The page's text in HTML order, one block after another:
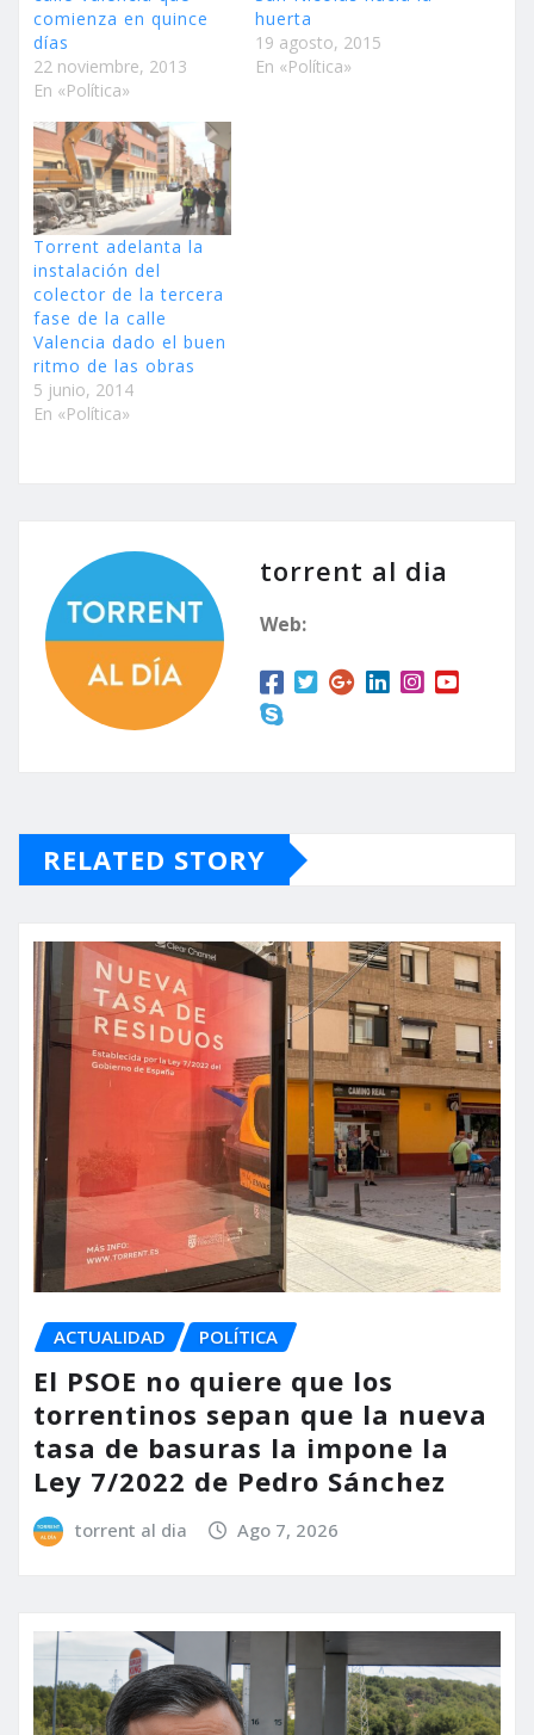
comienza en quince
días
22 noviembre, 2013
En «Política»
huerta
19 agosto, 2015
En «Política»
Torrent adelanta la
instalación del
colector de la tercera
fase de la calle
Valencia dado el buen
ritmo de las obras
5 junio, 2014
En «Política»
torrent al dia
Web:
RELATED STORY
ACTUALIDAD POLÍTICA
El PSOE no quiere que los
torrentinos sepan que la nueva
tasa de basuras la impone la
Ley 7/2022 de Pedro Sánchez
torrent al dia Ago 7, 2026